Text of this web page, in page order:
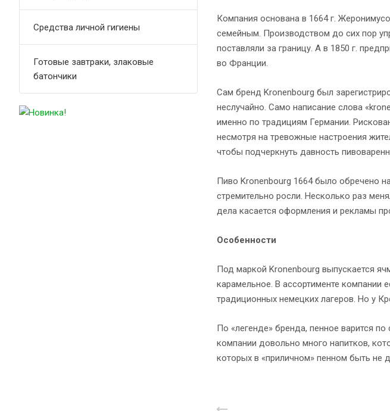
Компания основана в 1664 г.
семейным. Производством до сих пор
поставляли за границу. А в 1850 г.
во Франции.
Сам бренд Kronenbourg был
неслучайно. Само написание слова
именно по традициям Германии.
несмотря на тревожные настроения
чтобы подчеркнуть давность
Пиво Kronenbourg 1664 было обречено
стремительно росли. Несколько раз
дела касается оформления и рекламы
Особенности
Под маркой Kronenbourg выпускается
карамельное. В ассортименте компании
традиционных немецких лагеров. Но у
По «легенде» бренда, пенное варится
компании довольно много напитков,
которых в «приличном» пенном быть не
Средства личной гигиены
Готовые завтраки, злаковые
батончики